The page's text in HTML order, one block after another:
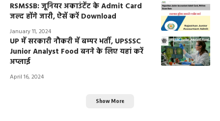
RSMSSB: जूनियर अकाउंटेंट के Admit Card
जल्द होंगे जारी, ऐसें करें Download
January 11, 2024
UP में सरकारी नौकरी में बम्पर भर्ती, UPSSSC
Junior Analyst Food बनने के लिए यहां करें
अप्लाई
April 16, 2024
Show More